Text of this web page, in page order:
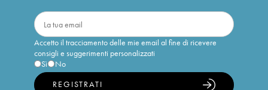
Accetto il tracciamento delle mie email al fine di ricevere
consigli e suggerimenti personalizzati
Sì
No
REGISTRATI